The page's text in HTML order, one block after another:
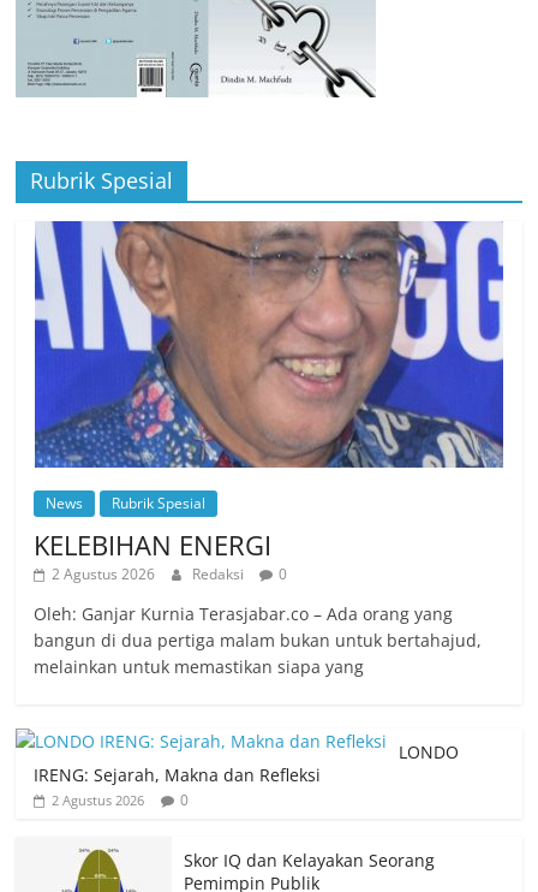
Rubrik Spesial
News Rubrik Spesial
KELEBIHAN ENERGI
2 Agustus 2026 Redaksi 0
Oleh: Ganjar Kurnia Terasjabar.co – Ada orang yang
bangun di dua pertiga malam bukan untuk bertahajud,
melainkan untuk memastikan siapa yang
LONDO
IRENG: Sejarah, Makna dan Refleksi
2 Agustus 2026 0
Skor IQ dan Kelayakan Seorang
Pemimpin Publik